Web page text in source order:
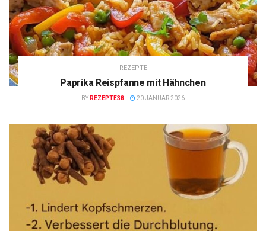
REZEPTE
Paprika Reispfanne mit Hähnchen
BY REZEPTE38 20 JANUAR 2026